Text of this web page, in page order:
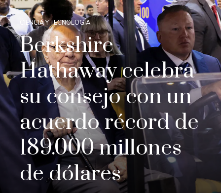
CIENCIA Y TECNOLOGÍA
Berkshire
Hathaway celebra
su consejo con un
acuerdo récord de
189.000 millones
de dólares